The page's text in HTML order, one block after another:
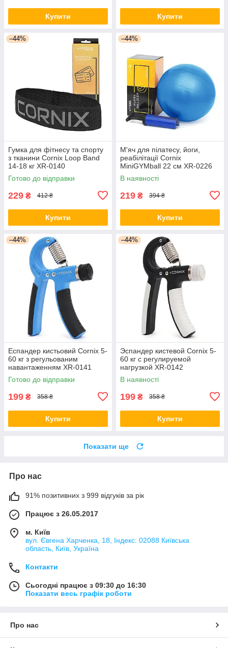
Купити Купити
–44%
Гумка для фітнесу та спорту
з тканини Cornix Loop Band
14-18 кг XR-0140
Готово до відправки
229 ₴ 412 ₴
Купити
–44%
М'яч для пілатесу, йоги,
реабілітації Cornix
MiniGYMball 22 см XR-0226
Blue
В наявності
219 ₴ 394 ₴
Купити
–44%
Еспандер кистьовий Cornix 5-
60 кг з регульованим
навантаженням XR-0141
Blue/Black
Готово до відправки
199 ₴ 358 ₴
Купити
–44%
Эспандер кистевой Cornix 5-
60 кг с регулируемой
нагрузкой XR-0142
Black/Grey orig2780
В наявності
199 ₴ 358 ₴
Купити
Показати ще
Про нас
91% позитивних з 999 відгуків за рік
Працює з 26.05.2017
м. Київ
вул. Євгена Харченка, 18, Індекс: 02088 Київська
область, Київ, Україна
Контакти
Сьогодні працює з 09:30 до 16:30
Показати весь графік роботи
Про нас